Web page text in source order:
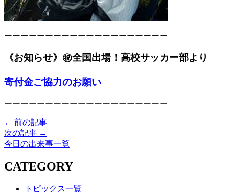
ーーーーーーーーーーーーーーーーーーーー
《お知らせ》㊗全国出場！高校サッカー部より
寄付金ご協力のお願い
ーーーーーーーーーーーーーーーーーーーー
← 前の記事
次の記事 →
今日の出来事一覧
CATEGORY
トピックス一覧